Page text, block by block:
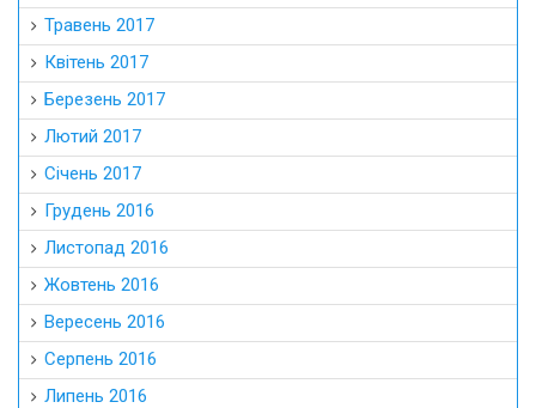
Травень 2017
Квітень 2017
Березень 2017
Лютий 2017
Січень 2017
Грудень 2016
Листопад 2016
Жовтень 2016
Вересень 2016
Серпень 2016
Липень 2016